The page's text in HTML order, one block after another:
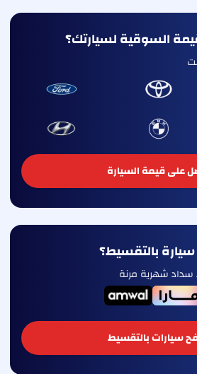
السوقية لسيارتك؟
على قيمة السيارة
بالتقسيط؟
شهرية مرنة
سيارات بالتقسيط